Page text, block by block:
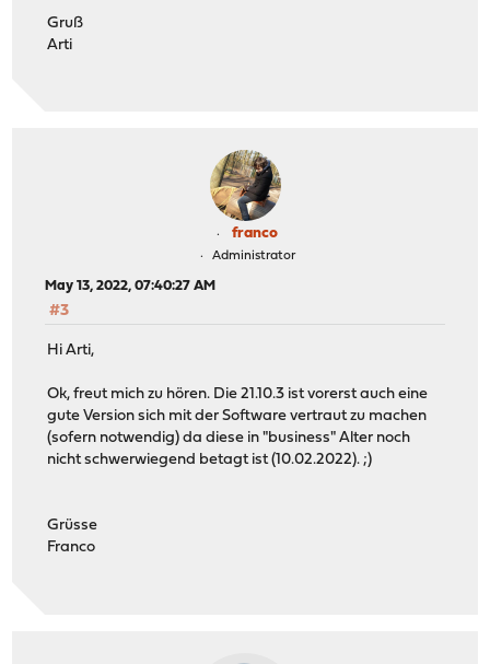
Gruß
Arti
franco
Administrator
May 13, 2022, 07:40:27 AM
#3
Hi Arti,
Ok, freut mich zu hören. Die 21.10.3 ist vorerst auch eine
gute Version sich mit der Software vertraut zu machen
(sofern notwendig) da diese in "business" Alter noch
nicht schwerwiegend betagt ist (10.02.2022). ;)
Grüsse
Franco